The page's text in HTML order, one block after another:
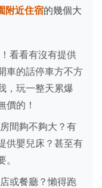
附近住宿的幾個大
看看有沒有提供
車的話停車方不方
，玩一整天累爆
價的！
間夠不夠大？有
供嬰兒床？甚至有
或餐廳？懶得跑